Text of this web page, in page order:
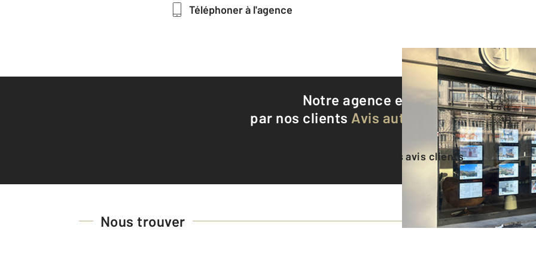
Téléphoner à l'agence
Notre agence est notée9,4/10
par nos clients Avis authentifiés par
Voir tous les avis clients
Nous trouver